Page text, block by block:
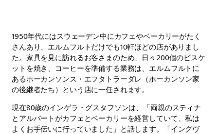
1950年代にはスウェーデン中にカフェやベーカリーがたく
さんあり、エルムフルトだけでも10軒ほどの店がありまし
た。家具を見に訪れるお客さまのため、日々200個のビスケ
ットを焼き、コーヒーを準備する業務は、エルムフルトに
あるホーカンソンス・エフタトラーダレ（ホーカンソン家
の後継者たち）という店に一任されます。
現在80歳のインゲラ・グスタフソンは、「両親のスティナ
とアルバートがカフェとベーカリーを経営していて、私は
よくお手伝いに行っていました」と話します。「イングヴ